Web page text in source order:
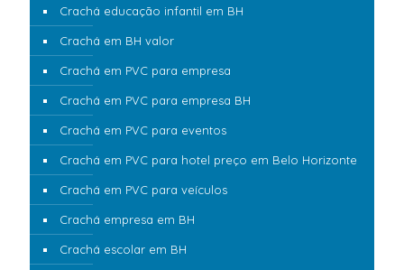
Crachá educação infantil em BH
Crachá em BH valor
Crachá em PVC para empresa
Crachá em PVC para empresa BH
Crachá em PVC para eventos
Crachá em PVC para hotel preço em Belo Horizonte
Crachá em PVC para veículos
Crachá empresa em BH
Crachá escolar em BH